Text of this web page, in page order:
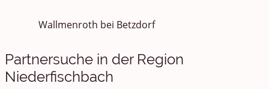
Wallmenroth bei Betzdorf
Partnersuche in der Region
Niederfischbach